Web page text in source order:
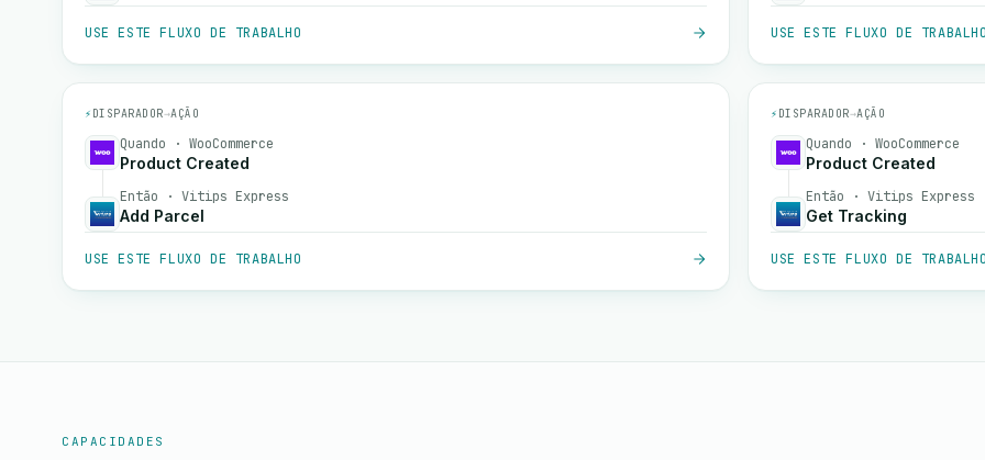
USE ESTE FLUXO DE TRABALHO USE ESTE FLUXO DE
⚡ DISPARADOR→AÇÃO
Quando · WooCommerce
Product Created
Então · Vitips Express
Add Parcel
USE ESTE FLUXO DE TRABALHO
⚡ DISPARADOR→AÇÃO
Quando · WooCommerce
Product Created
Então · Vitips Express
Get Tracking
USE ESTE FLUXO DE
CAPACIDADES